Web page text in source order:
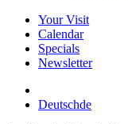
Your Visit
Calendar
Specials
Newsletter
Deutschde